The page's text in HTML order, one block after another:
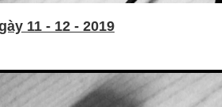
11 - 12 - 2019